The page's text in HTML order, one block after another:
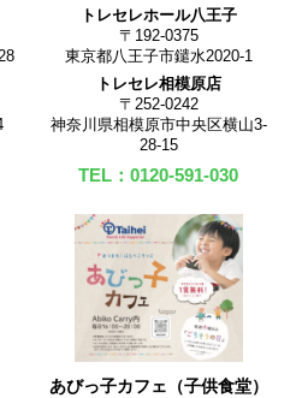
トレセレホール八王子
〒192-0375
東京都八王子市鑓水2020-1
トレセレ相模原店
〒252-0242
神奈川県相模原市中央区横山3-
28-15
TEL：0120-591-030
あびっ子カフェ（子供食堂）